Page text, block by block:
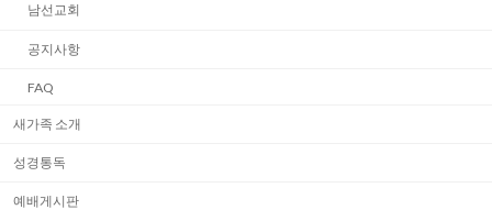
남선교회
공지사항
FAQ
새가족 소개
성경통독
예배게시판